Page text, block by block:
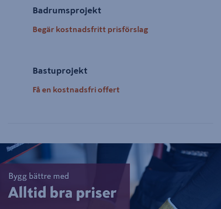
Badrumsprojekt
Begär kostnadsfritt prisförslag
Bastuprojekt
Få en kostnadsfri offert